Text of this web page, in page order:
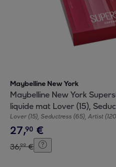
Maybelline New York
Maybelline New York
liquide mat Lover (15),
(118), Pion
Lover (15), Seductress (65), Artist
27,90 €
36,99 €